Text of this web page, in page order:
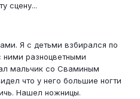
сцену...
Я с детьми взбирался по
ними разноцветными
мальчик со Сваминым
что у него большие ногти
Нашел ножницы.